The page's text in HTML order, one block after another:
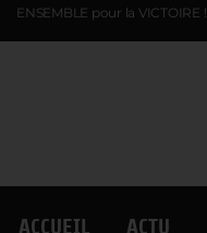
ENSEMBLE pour la VICTOIRE !
ACCUEIL ACTU